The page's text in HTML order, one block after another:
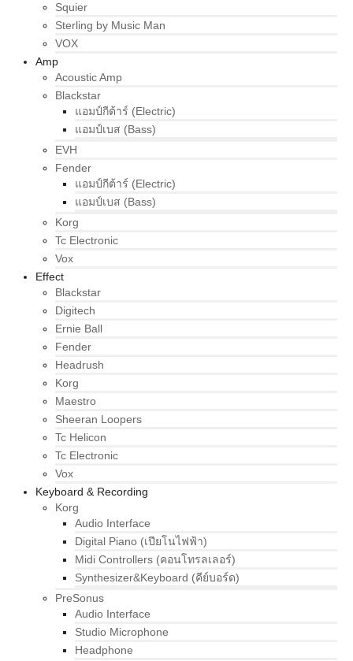
Squier
Sterling by Music Man
VOX
Amp
Acoustic Amp
Blackstar
แอมป์กีต้าร์ (Electric)
แอมป์เบส (Bass)
EVH
Fender
แอมป์กีต้าร์ (Electric)
แอมป์เบส (Bass)
Korg
Tc Electronic
Vox
Effect
Blackstar
Digitech
Ernie Ball
Fender
Headrush
Korg
Maestro
Sheeran Loopers
Tc Helicon
Tc Electronic
Vox
Keyboard & Recording
Korg
Audio Interface
Digital Piano (เปียโนไฟฟ้า)
Midi Controllers (คอนโทรลเลอร์)
Synthesizer&Keyboard (คีย์บอร์ด)
PreSonus
Audio Interface
Studio Microphone
Headphone